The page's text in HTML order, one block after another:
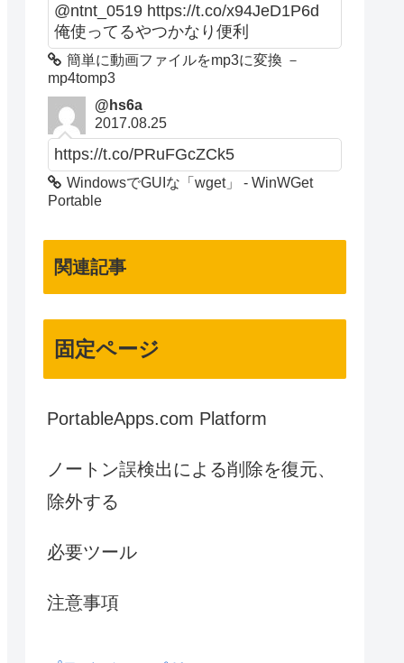
@ntnt_0519 https://t.co/x94JeD1P6d
俺使ってるやつかなり便利
簡単に動画ファイルをmp3に変換 －
mp4tomp3
@hs6a
2017.08.25
https://t.co/PRuFGcZCk5
WindowsでGUIな「wget」 - WinWGet
Portable
関連記事
固定ページ
PortableApps.com Platform
ノートン誤検出による削除を復元、
除外する
必要ツール
注意事項